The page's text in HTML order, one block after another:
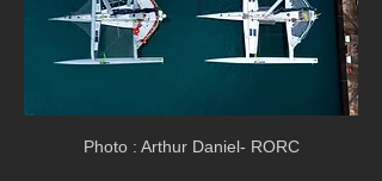
Photo : Arthur Daniel- RORC